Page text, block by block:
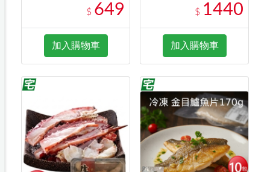
$ 649
加入購物車
$ 1440
加入購物車